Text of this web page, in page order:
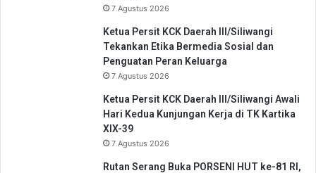
7 Agustus 2026
Ketua Persit KCK Daerah III/Siliwangi
Tekankan Etika Bermedia Sosial dan
Penguatan Peran Keluarga
7 Agustus 2026
Ketua Persit KCK Daerah III/Siliwangi Awali
Hari Kedua Kunjungan Kerja di TK Kartika
XIX-39
7 Agustus 2026
Rutan Serang Buka PORSENI HUT ke-81 RI,